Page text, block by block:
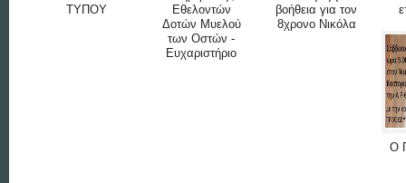
ΤΥΠΟΥ
Εθελοντών
Δοτών Μυελού
των Οστών -
Ευχαριστήριο
βοήθεια για τον
8χρονο Νικόλα
Ο